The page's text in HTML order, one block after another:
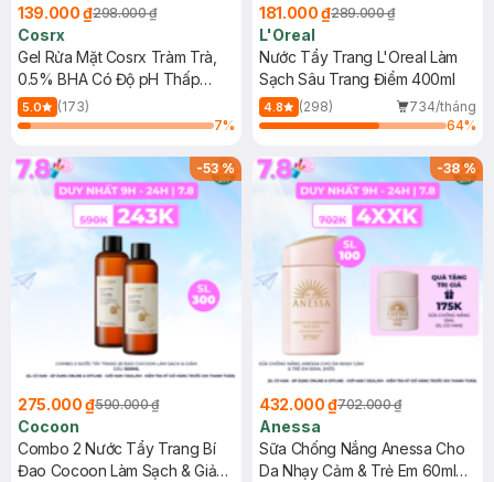
139.000 ₫298.000 ₫
Cosrx
Gel Rửa Mặt Cosrx Tràm Trà,
0.5% BHA Có Độ pH Thấp
150ml
5.0
(173)
7%
181.000 ₫289.000 ₫
L'Oreal
Nước Tẩy Trang L'Oreal Làm
Sạch Sâu Trang Điểm 400ml
4.8 (298)
734/tháng
64%
-53%
275.000 ₫590.000 ₫
Cocoon
Combo 2 Nước Tẩy Trang Bí
Đao Cocoon Làm Sạch & Giảm
-38%
432.000 ₫702.000 ₫
Anessa
Sữa Chống Nắng Anessa Cho
Da Nhạy Cảm & Trẻ Em 60ml